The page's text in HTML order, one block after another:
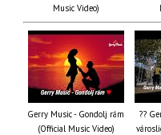
Music Video)
Gerry Music - Gondolj rám
(Official Music Video)
??